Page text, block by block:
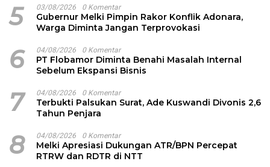
5 03/08/2026 0 Komentar
Gubernur Melki Pimpin Rakor Konflik Adonara,
Warga Diminta Jangan Terprovokasi
6 04/08/2026 0 Komentar
PT Flobamor Diminta Benahi Masalah Internal
Sebelum Ekspansi Bisnis
7 04/08/2026 0 Komentar
Terbukti Palsukan Surat, Ade Kuswandi Divonis 2,6
Tahun Penjara
8 04/08/2026 0 Komentar
Melki Apresiasi Dukungan ATR/BPN Percepat
RTRW dan RDTR di NTT